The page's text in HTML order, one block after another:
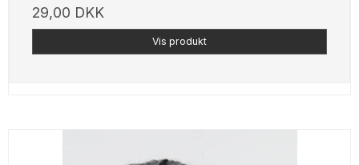
29,00 DKK
Vis produkt